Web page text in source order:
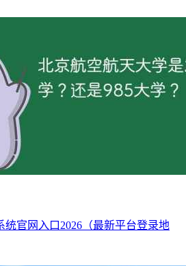
？是一本还是二本
第几名（2022-2024最新）
名（王牌优势专业排行榜）
_好不好（好评_差评）
统官网入口2026（最新平台登录地